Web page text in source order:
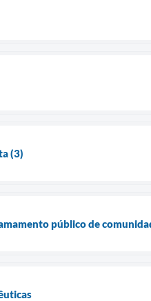
(3)
público de